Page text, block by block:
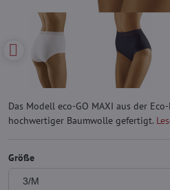
Das Modell eco-GO MAXI aus der
hochwertiger Baumwolle gefertigt.
Größe